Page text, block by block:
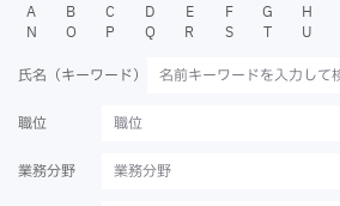
A
B C D E F G H
N
O P Q R S T U
氏名（キーワード）
職位 職位
業務分野 業務分野